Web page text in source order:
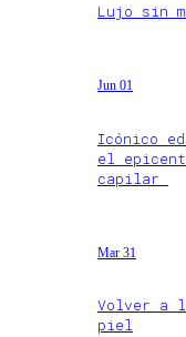
Lujo sin
Jun 01
Icónico
el
capilar
Mar 31
Volver a
piel